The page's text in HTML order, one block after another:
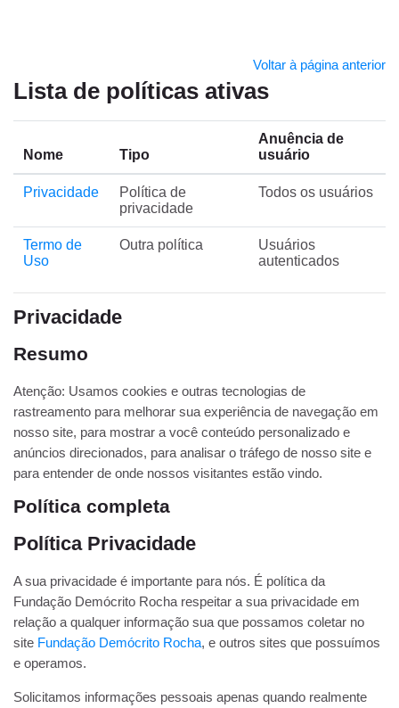
Voltar à página anterior
Lista de políticas ativas
Nome Tipo
Anuência de
usuário
Privacidade
Política de
privacidade
Todos os usuários
Termo de
Uso
Outra política
Usuários
autenticados
Privacidade
Resumo
Atenção: Usamos cookies e outras tecnologias de
rastreamento para melhorar sua experiência de navegação em
nosso site, para mostrar a você conteúdo personalizado e
anúncios direcionados, para analisar o tráfego de nosso site e
para entender de onde nossos visitantes estão vindo.
Política completa
Política Privacidade
A sua privacidade é importante para nós. É política da
Fundação Demócrito Rocha respeitar a sua privacidade em
relação a qualquer informação sua que possamos coletar no
site Fundação Demócrito Rocha, e outros sites que possuímos
e operamos.
Solicitamos informações pessoais apenas quando realmente